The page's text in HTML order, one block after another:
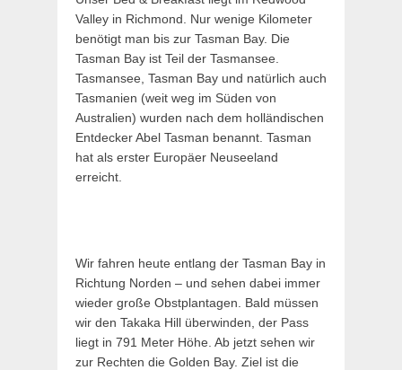
Valley in Richmond. Nur wenige Kilometer
benötigt man bis zur Tasman Bay. Die
Tasman Bay ist Teil der Tasmansee.
Tasmansee, Tasman Bay und natürlich auch
Tasmanien (weit weg im Süden von
Australien) wurden nach dem holländischen
Entdecker Abel Tasman benannt. Tasman
hat als erster Europäer Neuseeland
erreicht.
Wir fahren heute entlang der Tasman Bay in
Richtung Norden – und sehen dabei immer
wieder große Obstplantagen. Bald müssen
wir den Takaka Hill überwinden, der Pass
liegt in 791 Meter Höhe. Ab jetzt sehen wir
zur Rechten die Golden Bay. Ziel ist die